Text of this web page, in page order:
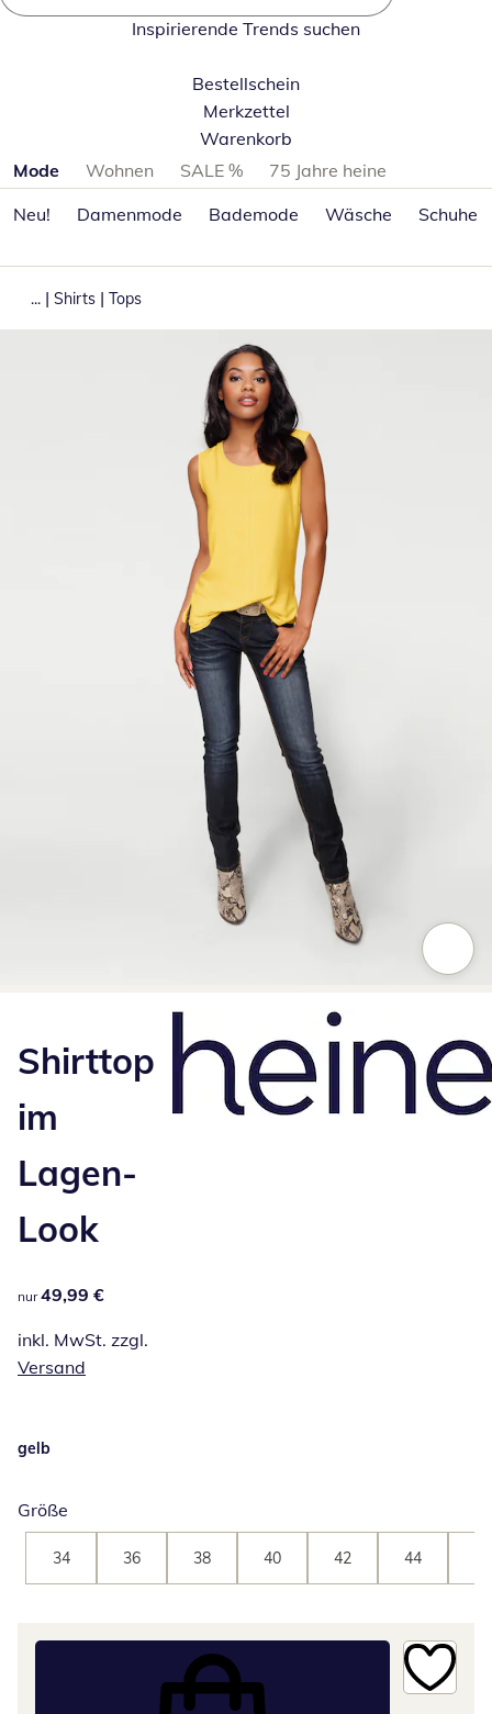
Inspirierende Trends suchen
Bestellschein
Merkzettel
Warenkorb
Produktkategorien überspringen
Mode Wohnen SALE %
75 Jahre heine
Neu!
Damenmode Bademode Wäsche Schuhe
... | Shirts | Tops
Shirttop
im
Lagen-
Look
49,99 €
nur 49,99 €
inkl. MwSt. zzgl.
Versand
gelb
Größe
34 36 38 40 42 44